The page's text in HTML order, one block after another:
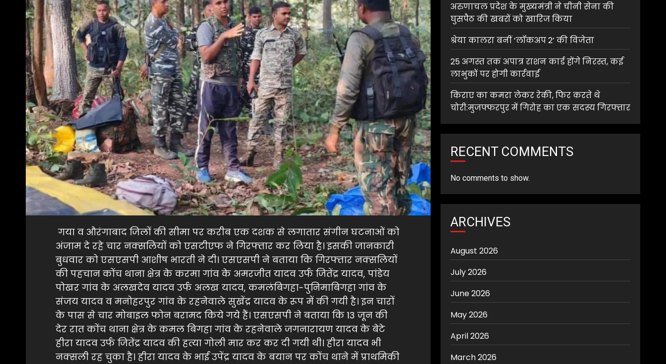
गया व औरंगाबाद जिलों की सीमा पर करीब एक दशक से लगातार संगीन घटनाओं को
अंजाम दे रहे चार नक्सलियों को एसटीएफ ने गिरफ्तार कर लिया है। इसकी जानकारी
बुधवार को एसएसपी आशीष भारती ने दी। एसएसपी ने बताया कि गिरफ्तार नक्सलियों
की पहचान कोंच थाना क्षेत्र के करमा गांव के अमरजीत यादव उर्फ जितेंद्र यादव, पांडेय
पोखर गांव के अलखदेव यादव उर्फ अलख यादव, कमलंबिगहा-पुनिमाबिगहा गांव के
संजय यादव व मनोहरपुर गांव के रहनेवाले सुखेंद्र यादव के रूप में की गयी है। इन चारों
के पास से चार मोबाइल फोन बरामद किये गये हैं। एसएसपी ने बताया कि 13 जून की
देर रात कोंच थाना क्षेत्र के कमल बिगहा गांव के रहनेवाले जगनारायण यादव के बेटे
हीरा यादव उर्फ जितेंद्र यादव की हत्या गोली मार कर कर दी गयी थी। हीरा यादव भी
नक्सली रह चुका है। हीरा यादव के भाई उपेंद्र यादव के बयान पर कोंच थाने में प्राथमिकी
अरुणाचल प्रदेश के मुख्यमंत्री ने चीनी सेना की
घुसपैठ की खबरों को खारिज किया
श्रेया कालरा बनीं ‘लॉकअप 2’ की विजेता
25 अगस्त तक अपात्र राशन कार्ड होंगे निरस्त, कई
लाभुकों पर होगी कार्रवाई
किराए का कमरा लेकर रेकी, फिर करते थे
चोरी:मुजफ्फरपुर में गिरोह का एक सदस्य गिरफ्तार
RECENT COMMENTS
No comments to show.
ARCHIVES
August 2026
July 2026
June 2026
May 2026
April 2026
March 2026